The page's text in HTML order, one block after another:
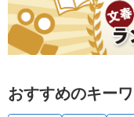
おすすめのキー